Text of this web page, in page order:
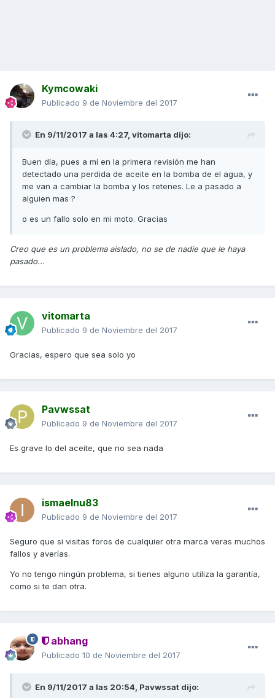
Kymcowaki
Publicado 9 de Noviembre del 2017
En 9/11/2017 a las 4:27, vitomarta dijo:
Buen día, pues a mí en la primera revisión me han
detectado una perdida de aceite en la bomba de el agua, y
me van a cambiar la bomba y los retenes. Le a pasado a
alguien mas ?
o es un fallo solo en mi moto. Gracias
Creo que es un problema aislado, no se de nadie que le haya
pasado...
vitomarta
Publicado 9 de Noviembre del 2017
Gracias, espero que sea solo yo
Pavwssat
Publicado 9 de Noviembre del 2017
Es grave lo del aceite, que no sea nada
ismaelnu83
Publicado 9 de Noviembre del 2017
Seguro que si visitas foros de cualquier otra marca veras muchos
fallos y averías.
Yo no tengo ningún problema, si tienes alguno utiliza la garantía,
como si te dan otra.
abhang
Publicado 10 de Noviembre del 2017
En 9/11/2017 a las 20:54, Pavwssat dijo: